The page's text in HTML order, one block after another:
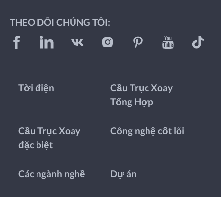
THEO DÕI CHÚNG TÔI:
Tời điện
Cầu Trục Xoay
Tổng Hợp
Cầu Trục Xoay
đặc biệt
Công nghệ cốt lõi
Các ngành nghề Dự án